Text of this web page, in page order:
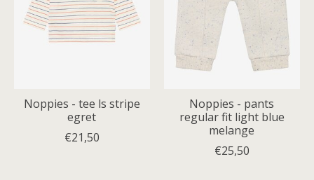
Noppies - tee ls stripe
egret
€21,50
Noppies - pants
regular fit light blue
melange
€25,50